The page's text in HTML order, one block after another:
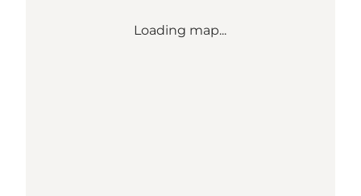
Loading map...